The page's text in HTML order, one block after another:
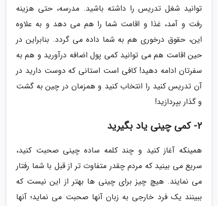
توانید شغل تدریس را داشته باشید. مدرسه، حتی هزینه
رفت و آمد، غذا و اقامت شما را هم می دهد و به علاوه
این، حقوق درخوری هم به شما داده می گردد. بنابراین در
حین اقامت هم می توانید کمی پول اضافه درآورید و هم به
سفرتان ادامه دهید! کافی است استانی که دوست دارید در
آن تدریس کنید را انتخاب کنید و همزمان در چین به گشت
و گذار بپردازید!
2- کمی چینی یاد بگیرید
همینکه آغاز کنید و چند کلمه ساده چینی صحبت کنید،
سریع می بینید که مردم چقدر متفاوت تر از قبل با شما رفتار
می نمایند. هیچ چیز برای چینی ها بهتر از این نیست که
ببینند یک فرد خارجی به زبان آنها صحبت می نماید؛ آنها